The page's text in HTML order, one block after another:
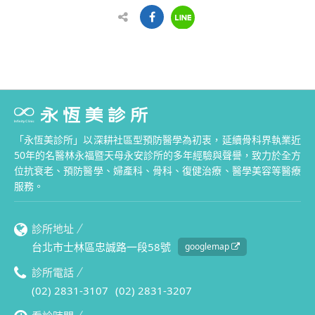
「永恆美診所」以深耕社區型預防醫學為初衷，延續骨科界執業近
50年的名醫林永福暨天母永安診所的多年經驗與聲譽，致力於全方
位抗衰老、預防醫學、婦產科、骨科、復健治療、醫學美容等醫療
服務。
診所地址
台北市士林區忠誠路一段58號
googlemap
診所電話
(02) 2831-3107 (02) 2831-3207